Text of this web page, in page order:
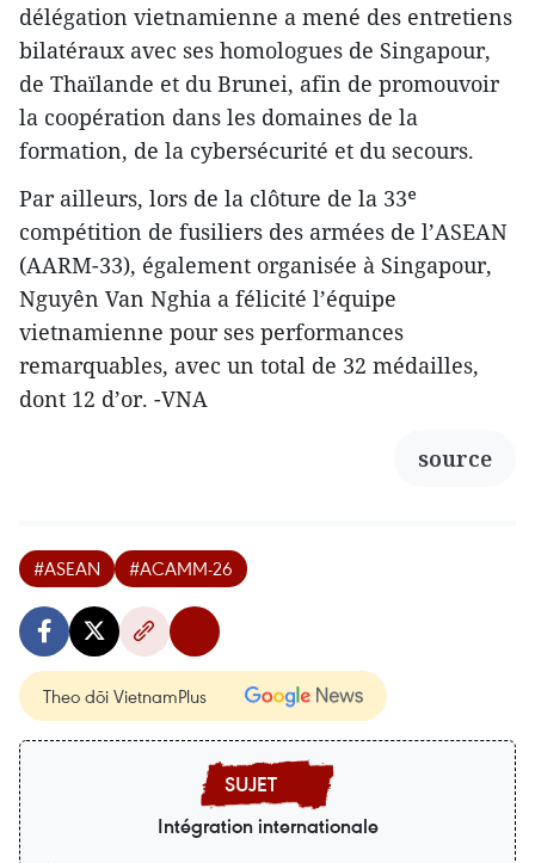
délégation vietnamienne a mené des entretiens
bilatéraux avec ses homologues de Singapour,
de Thaïlande et du Brunei, afin de promouvoir
la coopération dans les domaines de la
formation, de la cybersécurité et du secours.
Par ailleurs, lors de la clôture de la 33ᵉ
compétition de fusiliers des armées de l’ASEAN
(AARM-33), également organisée à Singapour,
Nguyên Van Nghia a félicité l’équipe
vietnamienne pour ses performances
remarquables, avec un total de 32 médailles,
dont 12 d’or. -VNA
source
#ASEAN #ACAMM-26
Theo dõi VietnamPlus
Intégration internationale